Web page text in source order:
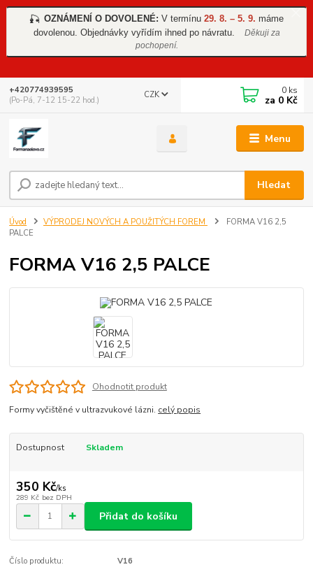
🎣 OZNÁMENÍ O DOVOLENÉ: V termínu 29. 8. – 5. 9. máme
dovolenou. Objednávky vyřídím ihned po návratu.
Děkuji za
pochopení.
Menu
CZK
Hledat
+420774939595
(Po-Pá, 7-12 15-22 hod.)
0 ks
za 0 Kč
Úvod VÝPRODEJ NOVÝCH A POUŽITÝCH FOREM
FORMA V16 2,5
PALCE
FORMA V16 2,5 PALCE
Ohodnotit produkt
Formy vyčištěné v ultrazvukové lázni. celý popis
Dostupnost Skladem
350 Kč/ks
289 Kč bez DPH
Přidat do košíku
Číslo produktu: V16